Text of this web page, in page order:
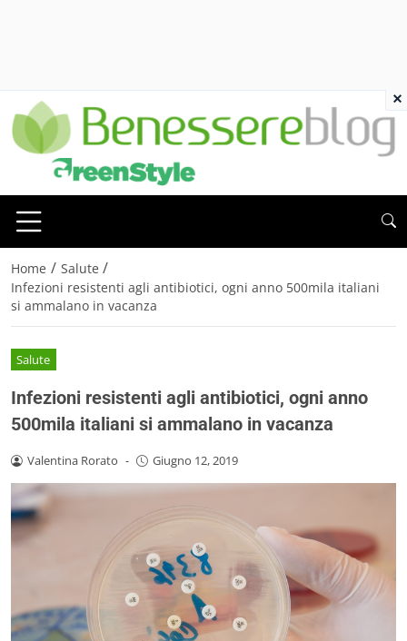
Home / Salute /
Infezioni resistenti agli antibiotici, ogni anno 500mila italiani
si ammalano in vacanza
Salute
Infezioni resistenti agli antibiotici, ogni anno
500mila italiani si ammalano in vacanza
Valentina Rorato - Giugno 12, 2019
×